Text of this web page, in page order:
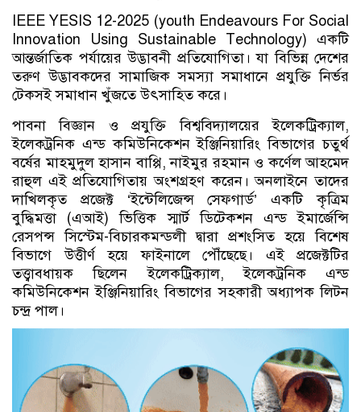
IEEE YESIS 12-2025 (youth Endeavours For Social
Innovation Using Sustainable Technology) একটি
আন্তর্জাতিক পর্যায়ের উদ্ভাবনী প্রতিযোগিতা। যা বিভিন্ন দেশের
তরুণ উদ্ভাবকদের সামাজিক সমস্যা সমাধানে প্রযুক্তি নির্ভর
টেকসই সমাধান খুঁজতে উৎসাহিত করে।
পাবনা বিজ্ঞান ও প্রযুক্তি বিশ্ববিদ্যালয়ের ইলেকট্রিক্যাল,
ইলেকট্রনিক এন্ড কমিউনিকেশন ইঞ্জিনিয়ারিং বিভাগের চতুর্থ
বর্ষের মাহমুদুল হাসান বাপ্পি, নাইমুর রহমান ও কর্ণেল আহমেদ
রাহুল এই প্রতিযোগিতায় অংশগ্রহণ করেন। অনলাইনে তাদের
দাখিলকৃত প্রজেক্ট ‘ইন্টেলিজেন্স সেফগার্ড’ একটি কৃত্রিম
বুদ্ধিমত্তা (এআই) ভিত্তিক স্মার্ট ডিটেকশন এন্ড ইমার্জেন্সি
রেসপন্স সিস্টেম-বিচারকমন্ডলী দ্বারা প্রশংসিত হয়ে বিশেষ
বিভাগে উত্তীর্ণ হয়ে ফাইনালে পৌঁছেছে। এই প্রজেক্টটির
তত্ত্বাবধায়ক ছিলেন ইলেকট্রিক্যাল, ইলেকট্রনিক এন্ড
কমিউনিকেশন ইঞ্জিনিয়ারিং বিভাগের সহকারী অধ্যাপক লিটন
চন্দ্র পাল।